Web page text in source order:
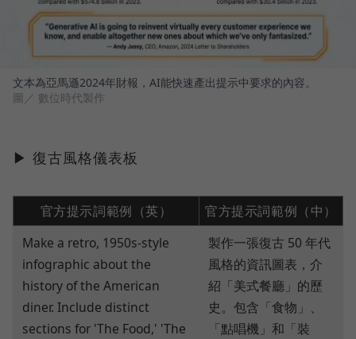
文本為亞馬遜2024年財報，AI能快速產出提示中要求的內容。
圖／ 數位時代製作
▶ 復古風格儀表板
官方提示詞範例（英）
官方提示詞範例（中）
Make a retro, 1950s-style
infographic about the
history of the American
diner. Include distinct
sections for 'The Food,' 'The
製作一張復古 50 年代
風格的資訊圖表，介
紹「美式餐廳」的歷
史。包含「食物」、
「點唱機」和「裝